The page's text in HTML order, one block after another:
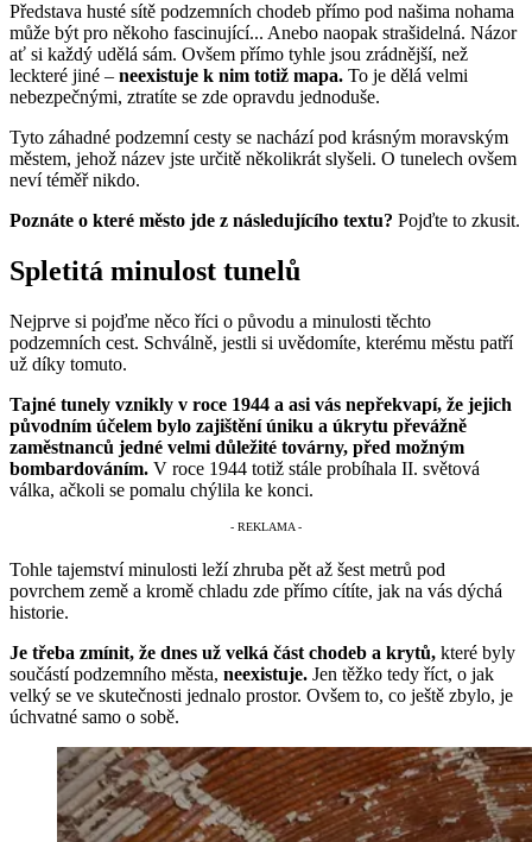
Představa husté sítě podzemních chodeb přímo pod našima nohama
může být pro někoho fascinující... Anebo naopak strašidelná. Názor
ať si každý udělá sám. Ovšem přímo tyhle jsou zrádnější, než
leckteré jiné – neexistuje k nim totiž mapa. To je dělá velmi
nebezpečnými, ztratíte se zde opravdu jednoduše.
Tyto záhadné podzemní cesty se nachází pod krásným moravským
městem, jehož název jste určitě několikrát slyšeli. O tunelech ovšem
neví téměř nikdo.
Poznáte o které město jde z následujícího textu? Pojďte to zkusit.
Spletitá minulost tunelů
Nejprve si pojďme něco říci o původu a minulosti těchto
podzemních cest. Schválně, jestli si uvědomíte, kterému městu patří
už díky tomuto.
Tajné tunely vznikly v roce 1944 a asi vás nepřekvapí, že jejich
původním účelem bylo zajištění úniku a úkrytu převážně
zaměstnanců jedné velmi důležité továrny, před možným
bombardováním. V roce 1944 totiž stále probíhala II. světová
válka, ačkoli se pomalu chýlila ke konci.
Tohle tajemství minulosti leží zhruba pět až šest metrů pod
povrchem země a kromě chladu zde přímo cítíte, jak na vás dýchá
historie.
Je třeba zmínit, že dnes už velká část chodeb a krytů, které byly
součástí podzemního města, neexistuje. Jen těžko tedy říct, o jak
velký se ve skutečnosti jednalo prostor. Ovšem to, co ještě zbylo, je
úchvatné samo o sobě.